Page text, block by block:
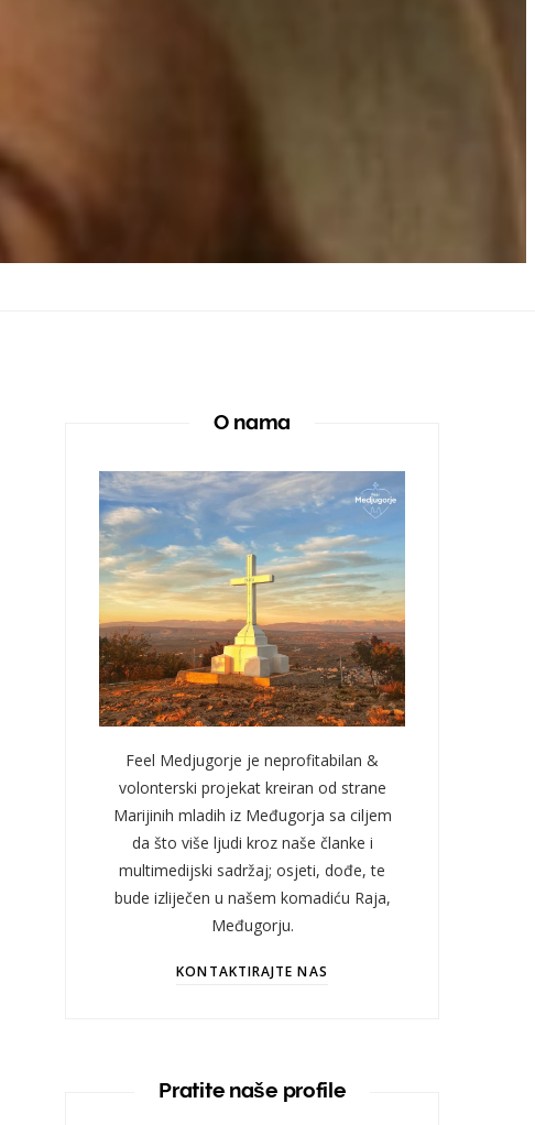
O nama
Feel Medjugorje je neprofitabilan &
volonterski projekat kreiran od strane
Marijinih mladih iz Međugorja sa ciljem
da što više ljudi kroz naše članke i
multimedijski sadržaj; osjeti, dođe, te
bude izliječen u našem komadiću Raja,
Međugorju.
KONTAKTIRAJTE NAS
Pratite naše profile